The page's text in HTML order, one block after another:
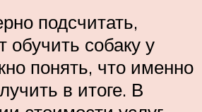
подсчитать,
обучить собаку у
понять, что именно
в итоге. В